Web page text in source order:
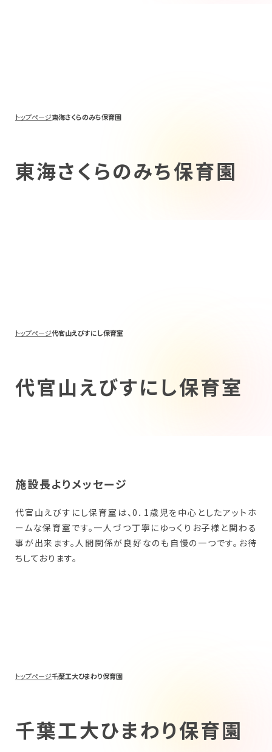
トップページ東海さくらのみち保育園
東海さくらのみち保育園
トップページ代官山えびすにし保育室
代官山えびすにし保育室
施設長よりメッセージ
代官山えびすにし保育室は、0．1歳児を中心としたアットホ
ームな保育室です。一人づつ丁寧にゆっくりお子様と関わる
事が出来ます。人間関係が良好なのも自慢の一つです。お待
ちしております。
トップページ千葉工大ひまわり保育園
千葉工大ひまわり保育園